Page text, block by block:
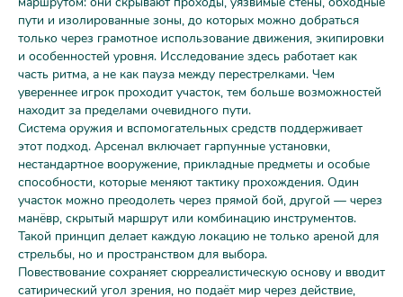
пути и изолированные зоны, до которых можно добраться
только через грамотное использование движения, экипировки
и особенностей уровня. Исследование здесь работает как
часть ритма, а не как пауза между перестрелками. Чем
увереннее игрок проходит участок, тем больше возможностей
находит за пределами очевидного пути.
Система оружия и вспомогательных средств поддерживает
этот подход. Арсенал включает гарпунные установки,
нестандартное вооружение, прикладные предметы и особые
способности, которые меняют тактику прохождения. Один
участок можно преодолеть через прямой бой, другой — через
манёвр, скрытый маршрут или комбинацию инструментов.
Такой принцип делает каждую локацию не только ареной для
стрельбы, но и пространством для выбора.
Повествование сохраняет сюрреалистическую основу и вводит
сатирический угол зрения, но подаёт мир через действие,